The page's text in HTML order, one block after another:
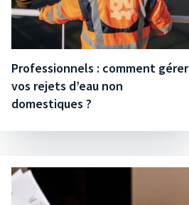
Professionnels : comment gérer
vos rejets d’eau non
domestiques ?